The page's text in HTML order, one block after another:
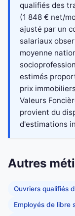
qualifiés des
(1 848 € net/
ajusté par un
salariaux
moyenne
estimés
prix
Valeurs
provient du
d'estimations
Autres
Ouvriers qualifiés
Employés de libre